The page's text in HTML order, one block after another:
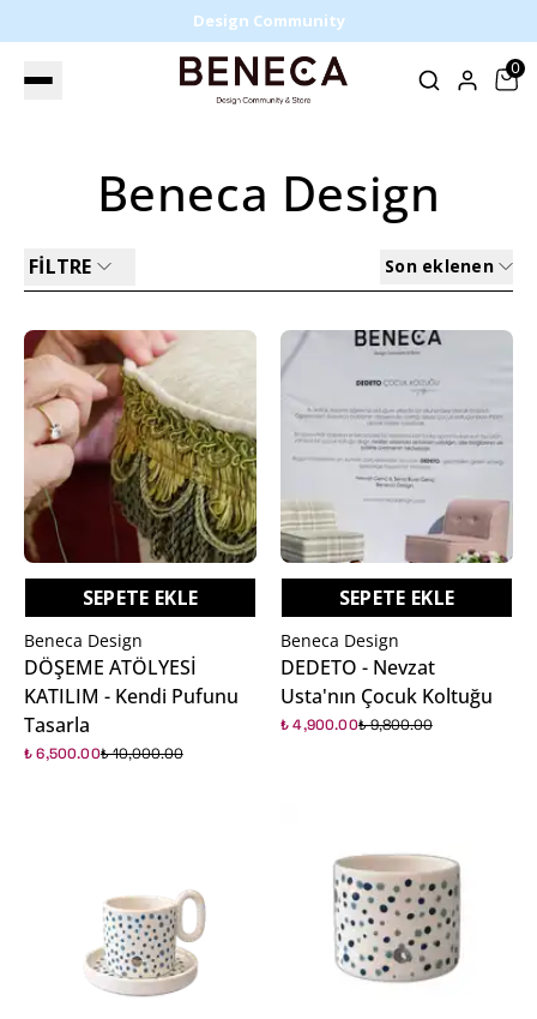
Design Community
0
Beneca Design
FİLTRE Son eklenen
%35
SEPETE EKLE
Beneca Design
DÖŞEME ATÖLYESİ
KATILIM - Kendi Pufunu
Tasarla
₺ 6,500.00₺ 10,000.00
SEPETE EKLE
Beneca Design
DEDETO - Nevzat
Usta'nın Çocuk Koltuğu
₺ 4,900.00₺ 9,800.00